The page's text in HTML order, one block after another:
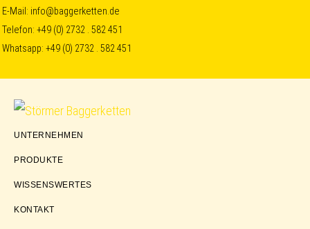
Skip
to
primary
navigation
Skip
to
content
Skip
to
E-Mail: info@baggerketten.de
Telefon:+49 (0) 2732 . 582 451
Whatsapp:+49 (0) 2732 . 582 451
Störmer
UNTERNEHMEN
PRODUKTE
WISSENSWERTES
KONTAKT